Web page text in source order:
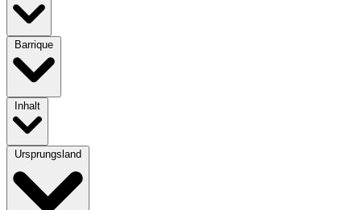
Barrique
Inhalt
Ursprungsland